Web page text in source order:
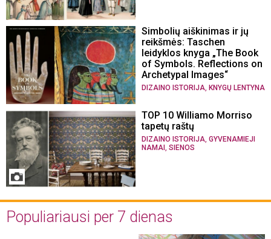
Simbolių aiškinimas ir jų
reikšmės: Taschen
leidyklos knyga „The Book
of Symbols. Reflections on
Archetypal Images“
DIZAINO ISTORIJA, KNYGŲ LENTYNA
TOP 10 Williamo Morriso
tapetų raštų
DIZAINO ISTORIJA GYVENAMIEJI
NAMAI SIENOS
Populiariausi per 7 dienas